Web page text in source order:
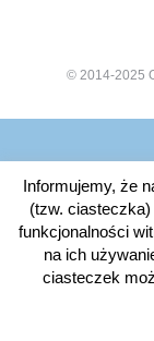
© 2014-2025
Informujemy, że
(tzw.
funkcjonalności
na ich
ciasteczek